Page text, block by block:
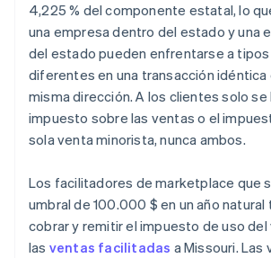
4,225 % del componente estatal, lo
una empresa dentro del estado y una
del estado pueden enfrentarse a
diferentes en una transacción idéntica
misma dirección. A los clientes solo se
impuesto sobre las ventas o el
sola venta minorista, nunca ambos.
Los facilitadores de marketplace que
umbral de 100.000 $ en un año
cobrar y remitir el impuesto de uso
las ventas facilitadas a Missouri. Las